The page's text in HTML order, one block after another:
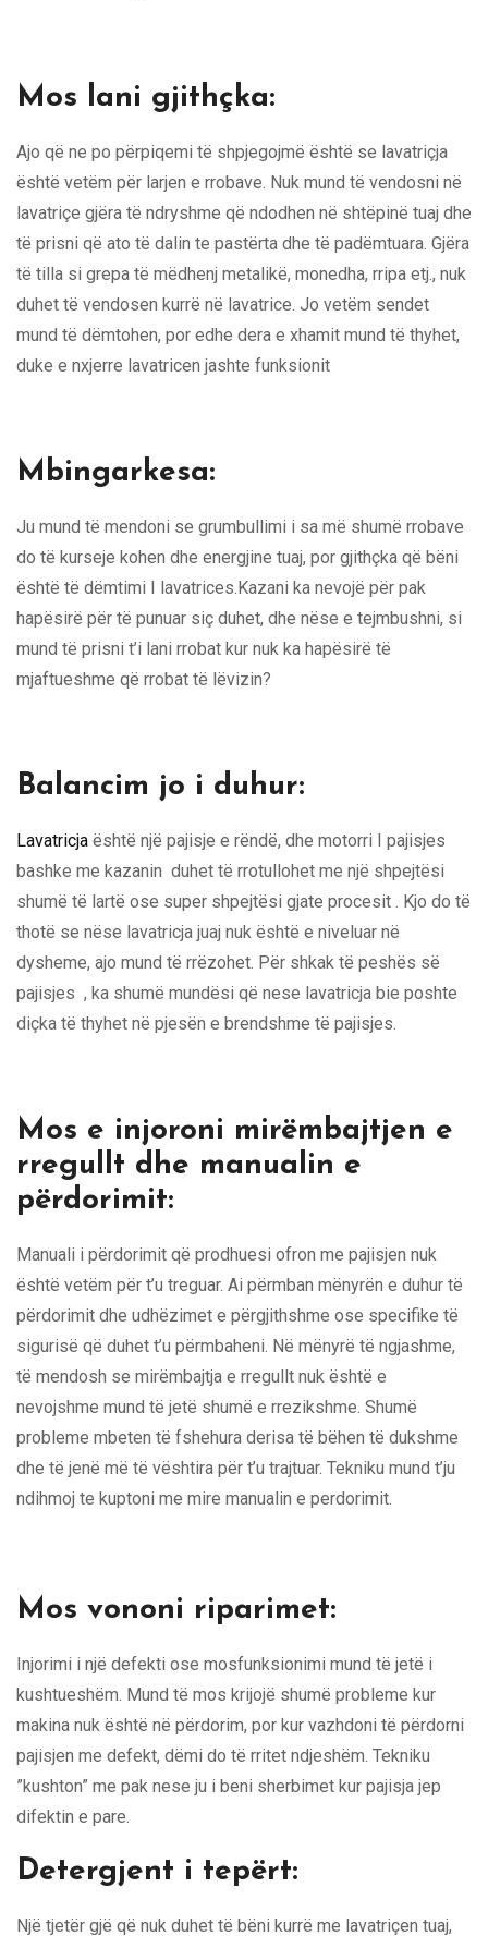
Mos lani gjithçka:
Ajo që ne po përpiqemi të shpjegojmë është se lavatriçja
është vetëm për larjen e rrobave. Nuk mund të vendosni në
lavatriçe gjëra të ndryshme që ndodhen në shtëpinë tuaj dhe
të prisni që ato të dalin te pastërta dhe të padëmtuara. Gjëra
të tilla si grepa të mëdhenj metalikë, monedha, rripa etj., nuk
duhet të vendosen kurrë në lavatrice. Jo vetëm sendet
mund të dëmtohen, por edhe dera e xhamit mund të thyhet,
duke e nxjerre lavatricen jashte funksionit
Mbingarkesa:
Ju mund të mendoni se grumbullimi i sa më shumë rrobave
do të kurseje kohen dhe energjine tuaj, por gjithçka që bëni
është të dëmtimi I lavatrices.Kazani ka nevojë për pak
hapësirë ​​për të punuar siç duhet, dhe nëse e tejmbushni, si
mund të prisni t’i lani rrobat kur nuk ka hapësirë ​​të
mjaftueshme që rrobat të lëvizin?
Balancim jo i duhur:
Lavatricja është një pajisje e rëndë, dhe motorri I pajisjes
bashke me kazanin duhet të rrotullohet me një shpejtësi
shumë të lartë ose super shpejtësi gjate procesit . Kjo do të
thotë se nëse lavatricja juaj nuk është e niveluar në
dysheme, ajo mund të rrëzohet. Për shkak të peshës së
pajisjes , ka shumë mundësi që nese lavatricja bie poshte
diçka të thyhet në pjesën e brendshme të pajisjes.
Mos e injoroni mirëmbajtjen e
rregullt dhe manualin e
përdorimit:
Manuali i përdorimit që prodhuesi ofron me pajisjen nuk
është vetëm për t’u treguar. Ai përmban mënyrën e duhur të
përdorimit dhe udhëzimet e përgjithshme ose specifike të
sigurisë që duhet t’u përmbaheni. Në mënyrë të ngjashme,
të mendosh se mirëmbajtja e rregullt nuk është e
nevojshme mund të jetë shumë e rrezikshme. Shumë
probleme mbeten të fshehura derisa të bëhen të dukshme
dhe të jenë më të vështira për t’u trajtuar. Tekniku mund t’ju
ndihmoj te kuptoni me mire manualin e perdorimit.
Mos vononi riparimet:
Injorimi i një defekti ose mosfunksionimi mund të jetë i
kushtueshëm. Mund të mos krijojë shumë probleme kur
makina nuk është në përdorim, por kur vazhdoni të përdorni
pajisjen me defekt, dëmi do të rritet ndjeshëm. Tekniku
”kushton” me pak nese ju i beni sherbimet kur pajisja jep
difektin e pare.
Detergjent i tepërt:
Një tjetër gjë që nuk duhet të bëni kurrë me lavatriçen tuaj,